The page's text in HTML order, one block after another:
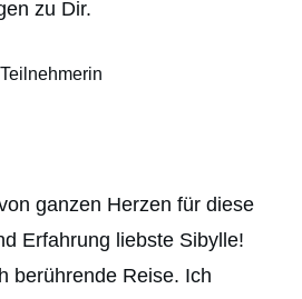
zu Dir.
Teilnehmerin
ganzen Herzen für diese
Erfahrung liebste Sibylle!
berührende Reise. Ich